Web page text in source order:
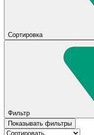
Сортировка
Фильтр
Показывать фильтры